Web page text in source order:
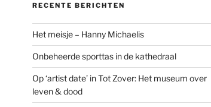
RECENTE BERICHTEN
Het meisje – Hanny Michaelis
Onbeheerde sporttas in de kathedraal
Op ‘artist date’ in Tot Zover: Het museum over
leven & dood